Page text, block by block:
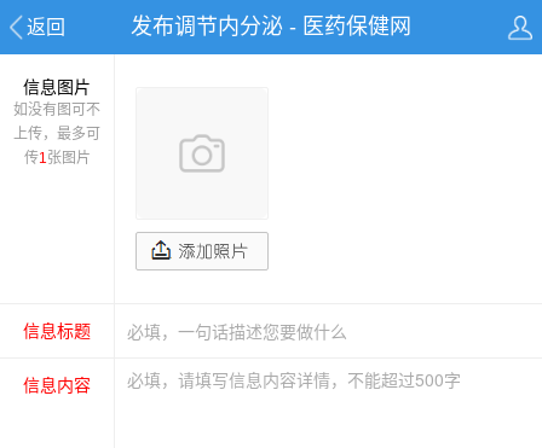
返回 发布调节内分泌 - 医药保健网
信息图片
如没有图可不
上传，最多可
传1张图片
信息标题
信息内容